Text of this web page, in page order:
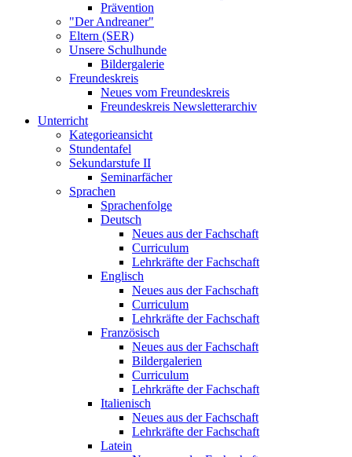
Prävention
"Der Andreaner"
Eltern (SER)
Unsere Schulhunde
Bildergalerie
Freundeskreis
Neues vom Freundeskreis
Freundeskreis Newsletterarchiv
Unterricht
Kategorieansicht
Stundentafel
Sekundarstufe II
Seminarfächer
Sprachen
Sprachenfolge
Deutsch
Neues aus der Fachschaft
Curriculum
Lehrkräfte der Fachschaft
Englisch
Neues aus der Fachschaft
Curriculum
Lehrkräfte der Fachschaft
Französisch
Neues aus der Fachschaft
Bildergalerien
Curriculum
Lehrkräfte der Fachschaft
Italienisch
Neues aus der Fachschaft
Lehrkräfte der Fachschaft
Latein